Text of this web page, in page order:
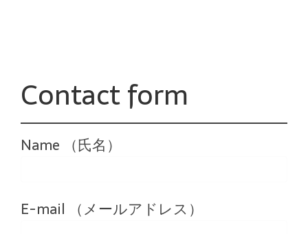
Contact form
Name （氏名）
E-mail （メールアドレス）